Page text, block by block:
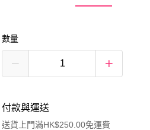
數量
付款與運送
送貨上門滿HK$250.00免運費